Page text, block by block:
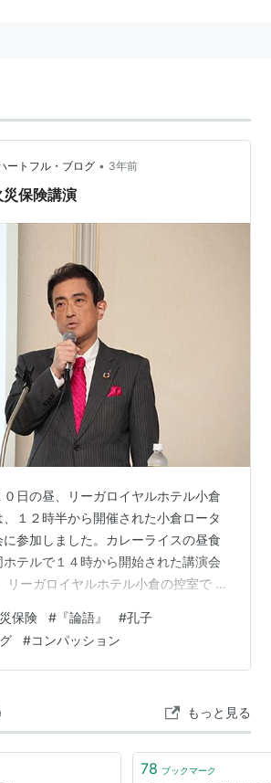
年8月創業）と日動火災海上保険
が合併して発足した。
ートフル・ブログ • 3年前
保険講演
日の昼、リーガロイヤルホテル小倉
１２時半から開催された小倉ロータ
に参加しました。カレーライスの昼食
テルで１４時から開始された講演会
リーガロイヤルホテル小倉の控室で ト
例会での講演に出講したのです。小
小倉ロータリークラブのメンバーで
ービスの野嶋康敬社長の紹介でし
。熱気ムンムンでした。 最初に講師
登壇し、講演がスタート！…
保険 # 『論語』 #孔子
#コンパッション
もっと見る
78 ブックマーク